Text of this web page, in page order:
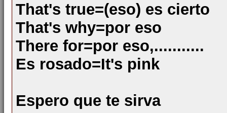
That's true=(eso) es cierto
That's why=por eso
There for=por eso,...........
Es rosado=It's pink
Espero que te sirva